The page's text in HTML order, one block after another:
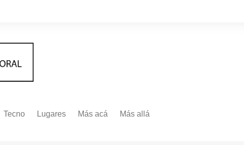
Tecno Lugares Más acá Más allá